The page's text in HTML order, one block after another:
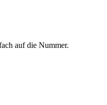
auf die Nummer.